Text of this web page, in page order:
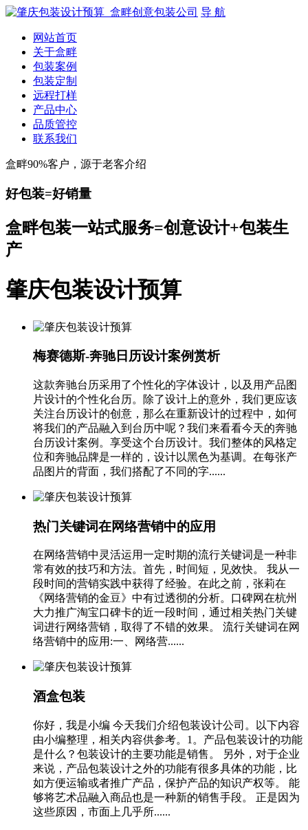
导 航
网站首页
关于盒畔
包装案例
包装定制
远程打样
产品中心
品质管控
联系我们
盒畔90%客户，源于老客介绍
好包装=好销量
盒畔包装一站式服务=创意设计+包装生
产
肇庆包装设计预算
梅赛德斯-奔驰日历设计案例赏析
这款奔驰台历采用了个性化的字体设计，以及用产品图
片设计的个性化台历。除了设计上的意外，我们更应该
关注台历设计的创意，那么在重新设计的过程中，如何
将我们的产品融入到台历中呢？我们来看看今天的奔驰
台历设计案例。享受这个台历设计。我们整体的风格定
位和奔驰品牌是一样的，设计以黑色为基调。在每张产
品图片的背面，我们搭配了不同的字......
热门关键词在网络营销中的应用
在网络营销中灵活运用一定时期的流行关键词是一种非
常有效的技巧和方法。首先，时间短，见效快。 我从一
段时间的营销实践中获得了经验。在此之前，张莉在
《网络营销的金豆》中有过透彻的分析。口碑网在杭州
大力推广淘宝口碑卡的近一段时间，通过相关热门关键
词进行网络营销，取得了不错的效果。 流行关键词在网
络营销中的应用:一、网络营......
酒盒包装
你好，我是小编 今天我们介绍包装设计公司。以下内容
由小编整理，相关内容供参考。1。产品包装设计的功能
是什么？包装设计的主要功能是销售。 另外，对于企业
来说，产品包装设计之外的功能有很多具体的功能，比
如方便运输或者推广产品，保护产品的知识产权等。 能
够将艺术品融入商品也是一种新的销售手段。 正是因为
这些原因，市面上几乎所......